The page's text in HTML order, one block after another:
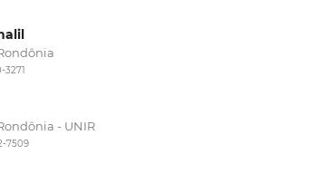
- UNIR
7509